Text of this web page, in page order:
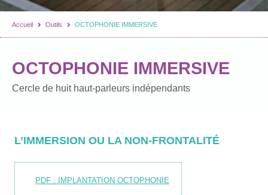
Accueil Outils OCTOPHONIE IMMERSIVE
OCTOPHONIE IMMERSIVE
Cercle de huit haut-parleurs indépendants
L’IMMERSION OU LA NON-FRONTALITÉ
PDF : IMPLANTATION OCTOPHONIE